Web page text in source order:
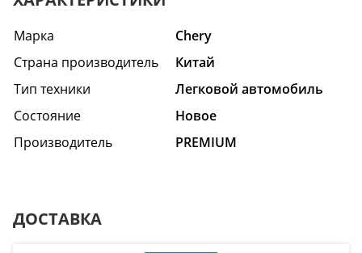
Марка
Chery
Страна производитель
Китай
Тип техники
Легковой автомобиль
Состояние
Hовое
Производитель
PREMIUM
ДОСТАВКА